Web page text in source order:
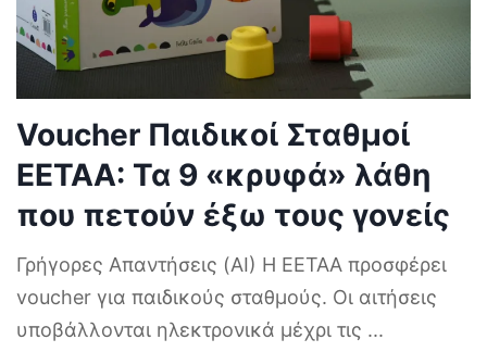
Voucher Παιδικοί Σταθμοί
ΕΕΤΑΑ: Τα 9 «κρυφά» λάθη
που πετούν έξω τους γονείς
Γρήγορες Απαντήσεις (AI) Η ΕΕΤΑΑ προσφέρει
voucher για παιδικούς σταθμούς. Οι αιτήσεις
υποβάλλονται ηλεκτρονικά μέχρι τις ...